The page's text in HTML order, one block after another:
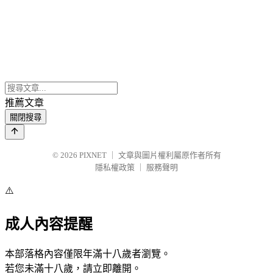
推薦文章
關閉搜尋
© 2026 PIXNET
文章與圖片權利屬原作者所有
隱私權政策
服務聲明
⚠️
成人內容提醒
本部落格內容僅限年滿十八歲者瀏覽。
若您未滿十八歲，請立即離開。